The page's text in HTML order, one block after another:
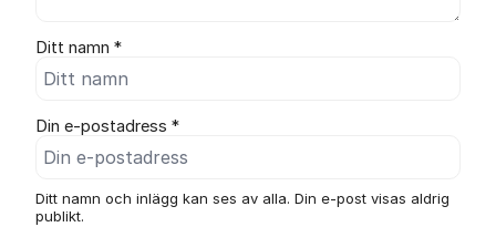
Ditt namn *
Din e-postadress *
Ditt namn och inlägg kan ses av alla. Din e-post visas aldrig
publikt.